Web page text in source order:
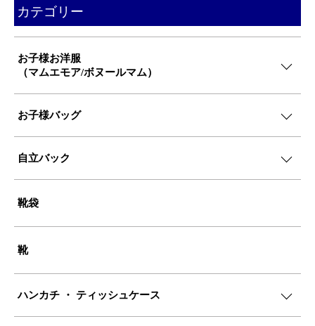
カテゴリー
お子様お洋服
（マムエモア/ボヌールマム）
お子様バッグ
自立バック
靴袋
靴
ハンカチ ・ ティッシュケース